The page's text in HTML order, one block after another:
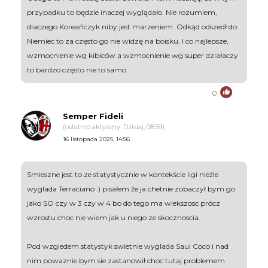
przypadku to będzie inaczej wyglądało. Nie rozumiem,
dlaczego Koreańczyk niby jest marzeniem. Odkąd odszedł do
Niemiec to za często go nie widzę na boisku. I co najlepsze,
wzmocnienie wg kibiców a wzmocnienie wg super działaczy
to bardzo często nie to samo.
0
Semper Fideli
(ostatnio aktywny: Dzisiaj, 08:59)
16 listopada 2025, 14:56
Smieszne jest to ze statystycznie w kontekście ligi nieźle
wyglada Terraciano :) pisałem że ja chetnie zobaczył bym go
jako SO czy w 3 czy w 4 bo do tego ma wiekszosc prócz
wzrostu choc nie wiem jak u niego ze skocznoscia.
Pod wzgledem statystyk swietnie wyglada Saul Coco i nad
nim powaznie bym sie zastanowił choc tutaj problemem